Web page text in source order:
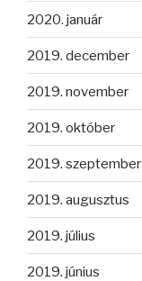
2020. január
2019. december
2019. november
2019. október
2019. szeptember
2019. augusztus
2019. július
2019. június